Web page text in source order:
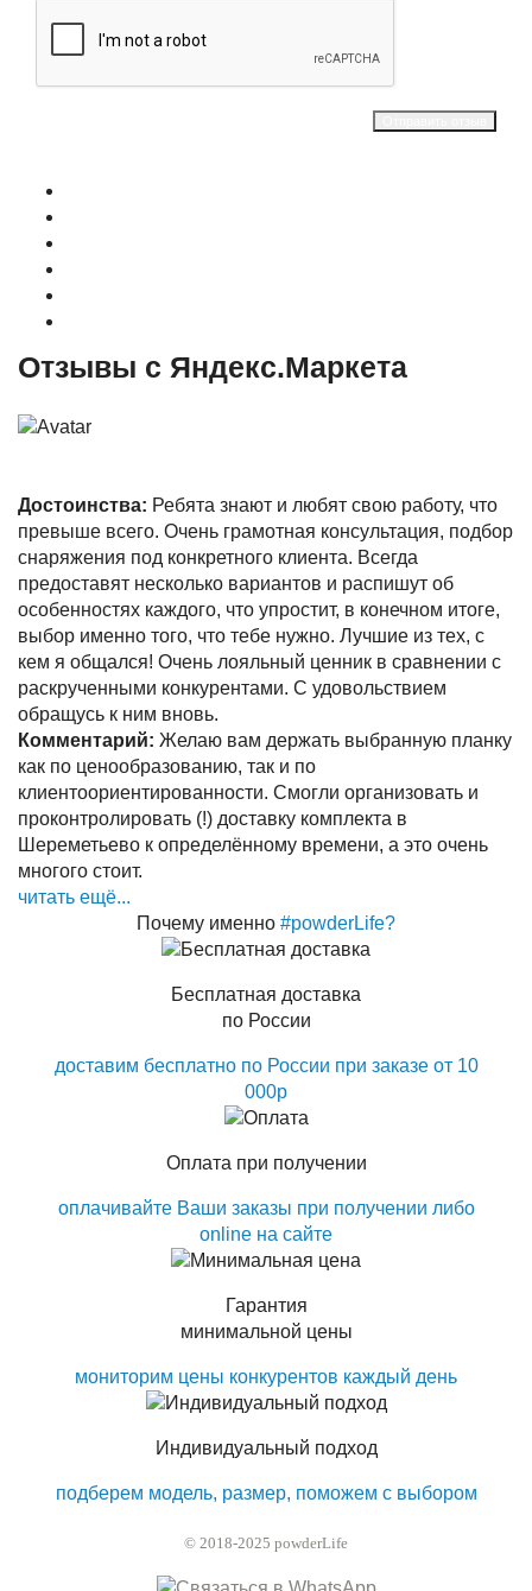
Отзывы с Яндекс.Маркета
Достоинства: Ребята знают и любят свою работу, что
превыше всего. Очень грамотная консультация, подбор
снаряжения под конкретного клиента. Всегда
предоставят несколько вариантов и распишут об
особенностях каждого, что упростит, в конечном итоге,
выбор именно того, что тебе нужно. Лучшие из тех, с
кем я общался! Очень лояльный ценник в сравнении с
раскрученными конкурентами. С удовольствием
обращусь к ним вновь.
Комментарий: Желаю вам держать выбранную планку
как по ценообразованию, так и по
клиентоориентированности. Смогли организовать и
проконтролировать (!) доставку комплекта в
Шереметьево к определённому времени, а это очень
многого стоит.
читать ещё...
Почему именно #powderLife?
Бесплатная доставка
по России
доставим бесплатно по России при заказе от 10
000р
Оплата при получении
оплачивайте Ваши заказы при получении либо
online на сайте
Гарантия
минимальной цены
мониторим цены конкурентов каждый день
Индивидуальный подход
подберем модель, размер, поможем с выбором
© 2018-2025 powderLife